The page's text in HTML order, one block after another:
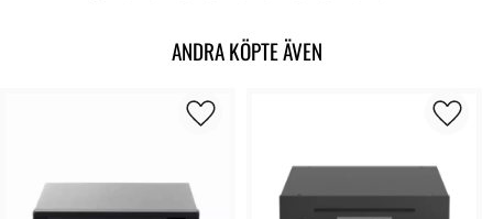
ANDRA KÖPTE ÄVEN